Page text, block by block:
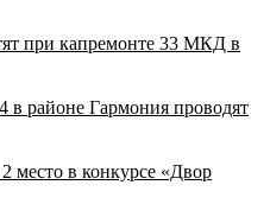
при капремонте 33 МКД в
в районе Гармония проводят
в конкурсе «Двор